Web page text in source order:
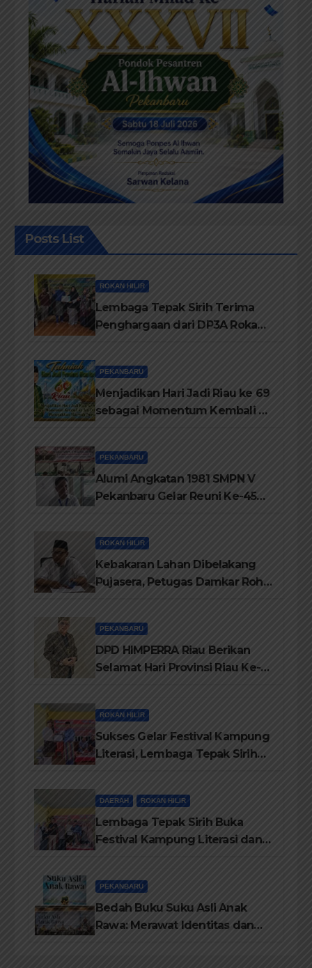
Posts List
ROKAN HILIR
Lembaga Tepak Sirih Terima
Penghargaan dari DP3A Rokan
PEKANBARU
Menjadikan Hari Jadi Riau ke 69
sebagai Momentum Kembali ke
PEKANBARU
Alumi Angkatan 1981 SMPN V
Pekanbaru Gelar Reuni Ke-45
ROKAN HILIR
Kebakaran Lahan Dibelakang
Pujasera, Petugas Damkar Rohil
PEKANBARU
DPD HIMPERRA Riau Berikan
Selamat Hari Provinsi Riau Ke-
ROKAN HILIR
Sukses Gelar Festival Kampung
Literasi, Lembaga Tepak Sirih
DAERAH ROKAN HILIR
Lembaga Tepak Sirih Buka
Festival Kampung Literasi dan
PEKANBARU
Bedah Buku Suku Asli Anak
Rawa: Merawat Identitas dan